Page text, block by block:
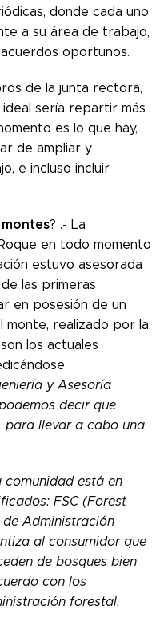
donde cada uno
a su área de trabajo,
oportunos.
de la junta rectora,
sería repartir más
es lo que hay,
de ampliar y
e incluso incluir
? .- La
en todo momento
estuvo asesorada
las primeras
en posesión de un
realizado por la
los actuales
y Asesoría
decir que
para llevar a cabo una
comunidad está en
FSC (Forest
Administración
al consumidor que
de bosques bien
con los
forestal.